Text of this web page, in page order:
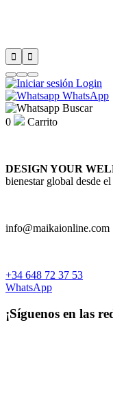
 
Login
WhatsApp
Buscar
0
Carrito
DESIGN YOUR
bienestar global desde
info@maikaionline.com
+34 648 72 37 53
WhatsApp
¡Síguenos en las